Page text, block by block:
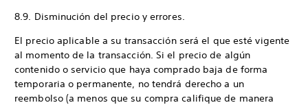
8.9. Disminución del precio y errores.
El precio aplicable a su transacción será el que esté vigente
al momento de la transacción. Si el precio de algún
contenido o servicio que haya comprado baja de forma
temporaria o permanente, no tendrá derecho a un
reembolso (a menos que su compra califique de manera